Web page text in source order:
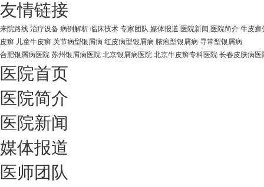
友情链接
来院路线 治疗设备 病例解析 临床技术 专家团队 媒体报道 医院新闻 医院简介 牛皮
皮癣 儿童牛皮癣 关节病型银屑病 红皮病型银屑病 脓疱型银屑病 寻常型银屑病
合肥银屑病医院 苏州银屑病医院 北京银屑病医院 北京牛皮癣专科医院 长春皮肤病医
医院首页
医院简介
医院新闻
媒体报道
医师团队